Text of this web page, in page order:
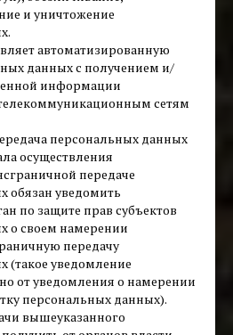
и уничтожение
автоматизированную
данных с получением и/
информации
сетям
персональных данных
осуществления
передаче
обязан уведомить
по защите прав субъектов
о своем намерении
передачу
(такое уведомление
от уведомления о намерении
персональных данных).
вышеуказанного